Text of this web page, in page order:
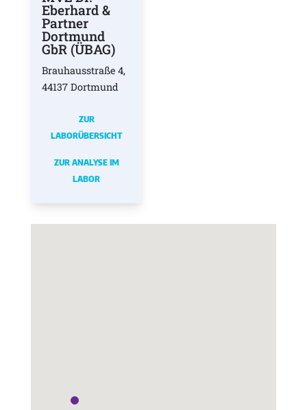
Eberhard &
Partner
Dortmund
GbR (ÜBAG)
Brauhausstraße 4,
44137 Dortmund
ZUR
LABORÜBERSICHT
ZUR ANALYSE IM
LABOR